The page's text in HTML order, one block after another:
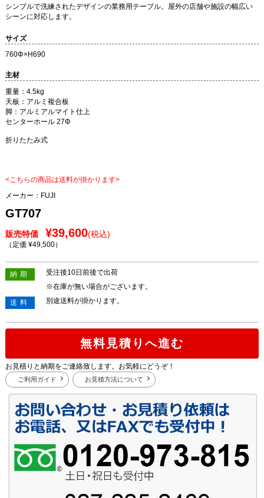
シンプルで洗練されたデザインの業務用テーブル。屋外の店舗や施設の幅広い
シーンに対応します。
サイズ
760Φ×H690
主材
重量：4.5kg
天板：アルミ複合板
脚：アルミアルマイト仕上
センターホール 27Φ
折りたたみ式
<こちらの商品は送料が掛かります>
メーカー： FUJI
GT707
販売特価 ¥39,600(税込)
（定価 ¥49,500）
納期
受注後10日前後で出荷
※在庫が無い場合がございます。
送料
別途送料が掛かります。
無料見積りへ進む
お見積りと納期をご連絡致します。お気軽にどうぞ！
ご利用ガイド お見積方法について